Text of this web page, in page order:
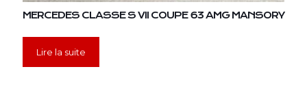
MERCEDES CLASSE S VII COUPE 63 AMG MANSORY
Lire la suite